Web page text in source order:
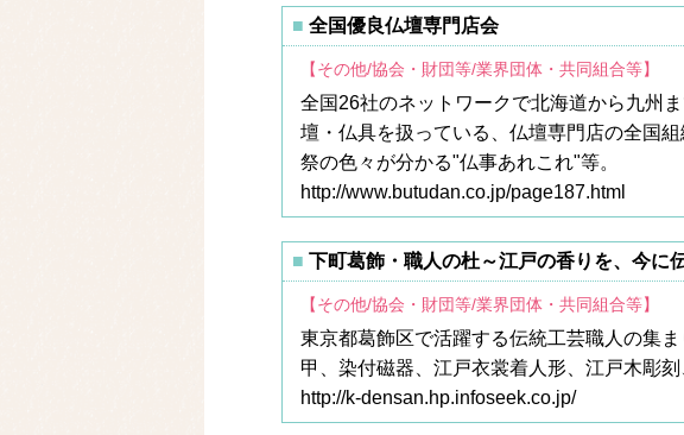
全国優良仏壇専門店会
【その他/協会・財団等/業界団体・共同組合等】
全国26社のネットワークで北海道から九州
壇・仏具を扱っている、仏壇専門店の全国
祭の色々が分かる"仏事あれこれ"等。
http://www.butudan.co.jp/page187.html
下町葛飾・職人の杜～江戸の香りを、今に
【その他/協会・財団等/業界団体・共同組合等】
東京都葛飾区で活躍する伝統工芸職人の集
甲、染付磁器、江戸衣裳着人形、江戸木彫
http://k-densan.hp.infoseek.co.jp/